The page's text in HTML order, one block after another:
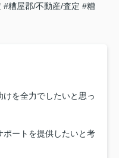
#糟屋郡/不動産/査定 #糟
を全力でしたいと思っ
ポートを提供したいと考